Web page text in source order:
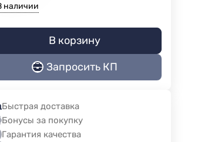
наличии
В корзину
Запросить КП
Быстрая доставка
Бонусы за покупку
Гарантия качества